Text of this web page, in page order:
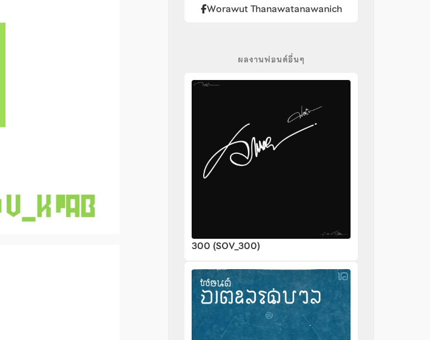
Worawut Thanawatanawanich
ผลงานฟอนต์อื่นๆ
300 (SOV_300)